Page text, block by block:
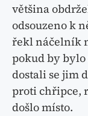
většina
odsouzeno k
řekl náčelník
pokud by
dostali se jim
proti chřipce,
došlo místo.